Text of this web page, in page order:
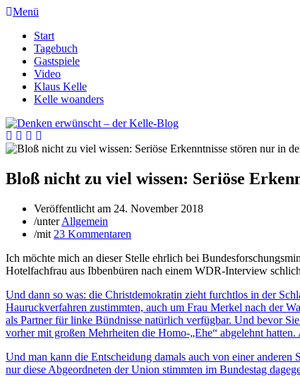
Menü
Start
Tagebuch
Gastspiele
Video
Klaus Kelle
Kelle woanders
Bloß nicht zu viel wissen: Seriöse
Veröffentlicht am 24. November 2018
/unterAllgemein
/mit 23 Kommentaren
Ich möchte mich an dieser Stelle ehrlich bei
Hotelfachfrau aus Ibbenbüren nach einem WDR-Interview
Und dann so was: die Christdemokratin zieht furchtlos in der
Hauruckverfahren zustimmten, auch um Frau Merkel nach der
als Partner für linke Bündnisse natürlich verfügbar. Und bevor
vorher mit großen Mehrheiten die Homo-„Ehe“ abgelehnt
Und man kann die Entscheidung damals auch von einer
nur diese Abgeordneten der Union stimmten im Bundestag